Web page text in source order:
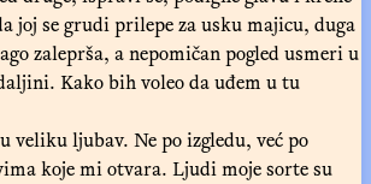
joj se grudi prilepe za usku majicu, duga
zaleprša, a nepomičan pogled usmeri u
Kako bih voleo da uđem u tu
veliku ljubav. Ne po izgledu, već po
koje mi otvara. Ljudi moje sorte su